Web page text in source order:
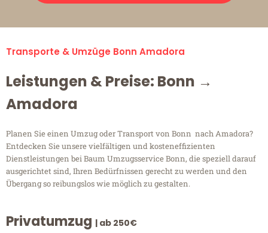
Transporte & Umzüge Bonn Amadora
Leistungen & Preise: Bonn →
Amadora
Planen Sie einen Umzug oder Transport von Bonn nach Amadora?
Entdecken Sie unsere vielfältigen und kosteneffizienten
Dienstleistungen bei Baum Umzugsservice Bonn, die speziell darauf
ausgerichtet sind, Ihren Bedürfnissen gerecht zu werden und den
Übergang so reibungslos wie möglich zu gestalten.
Privatumzug | ab 250€